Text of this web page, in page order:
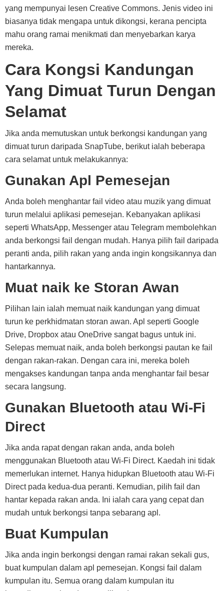
yang mempunyai lesen Creative Commons. Jenis video ini
biasanya tidak mengapa untuk dikongsi, kerana pencipta
mahu orang ramai menikmati dan menyebarkan karya
mereka.
Cara Kongsi Kandungan
Yang Dimuat Turun Dengan
Selamat
Jika anda memutuskan untuk berkongsi kandungan yang
dimuat turun daripada SnapTube, berikut ialah beberapa
cara selamat untuk melakukannya:
Gunakan Apl Pemesejan
Anda boleh menghantar fail video atau muzik yang dimuat
turun melalui aplikasi pemesejan. Kebanyakan aplikasi
seperti WhatsApp, Messenger atau Telegram membolehkan
anda berkongsi fail dengan mudah. Hanya pilih fail daripada
peranti anda, pilih rakan yang anda ingin kongsikannya dan
hantarkannya.
Muat naik ke Storan Awan
Pilihan lain ialah memuat naik kandungan yang dimuat
turun ke perkhidmatan storan awan. Apl seperti Google
Drive, Dropbox atau OneDrive sangat bagus untuk ini.
Selepas memuat naik, anda boleh berkongsi pautan ke fail
dengan rakan-rakan. Dengan cara ini, mereka boleh
mengakses kandungan tanpa anda menghantar fail besar
secara langsung.
Gunakan Bluetooth atau Wi-Fi
Direct
Jika anda rapat dengan rakan anda, anda boleh
menggunakan Bluetooth atau Wi-Fi Direct. Kaedah ini tidak
memerlukan internet. Hanya hidupkan Bluetooth atau Wi-Fi
Direct pada kedua-dua peranti. Kemudian, pilih fail dan
hantar kepada rakan anda. Ini ialah cara yang cepat dan
mudah untuk berkongsi tanpa sebarang apl.
Buat Kumpulan
Jika anda ingin berkongsi dengan ramai rakan sekali gus,
buat kumpulan dalam apl pemesejan. Kongsi fail dalam
kumpulan itu. Semua orang dalam kumpulan itu